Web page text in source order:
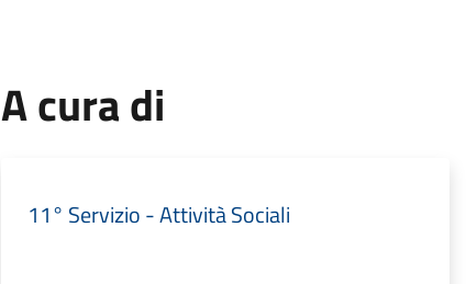
A cura di
11° Servizio - Attività Sociali